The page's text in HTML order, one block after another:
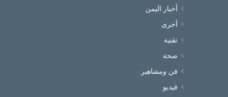
أخبار اليمن
أخرى
تقنية
صحة
فن ومشاهير
فيديو